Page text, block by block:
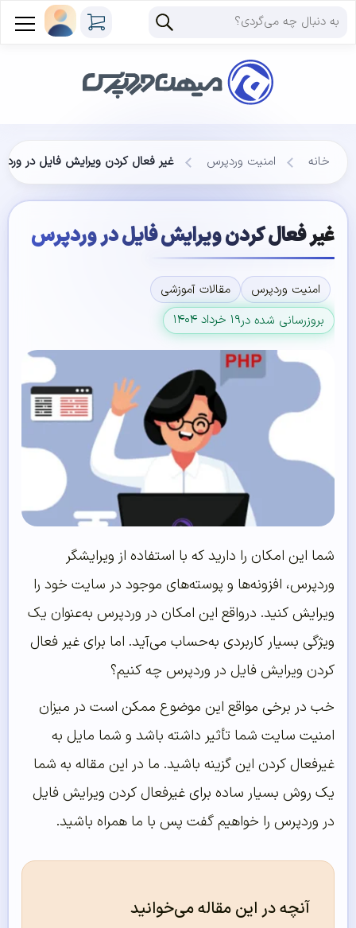
خانه امنیت وردپرس غیر فعال کردن ویرایش فایل در
غیر فعال کردن ویرایش فایل در وردپرس
امنیت وردپرس
مقالات آموزشی
بروزرسانی شده در۱۹ خرداد ۱۴۰۴
شما این امکان را دارید که با استفاده از ویرایشگر
وردپرس، افزونه‌ها و پوسته‌های موجود در سایت خود را
ویرایش کنید. درواقع این امکان در وردپرس به‌عنوان یک
ویژگی بسیار کاربردی به‌حساب می‌آید. اما برای غیر فعال
کردن ویرایش فایل در وردپرس چه کنیم؟
خب در برخی مواقع این موضوع ممکن است در میزان
امنیت سایت شما تأثیر داشته باشد و شما مایل به
غیرفعال کردن این گزینه باشید. ما در این مقاله به شما
یک روش بسیار ساده برای غیرفعال کردن ویرایش فایل
در وردپرس را خواهیم گفت پس با ما همراه باشید.
آنچه در این مقاله می‌خوانید